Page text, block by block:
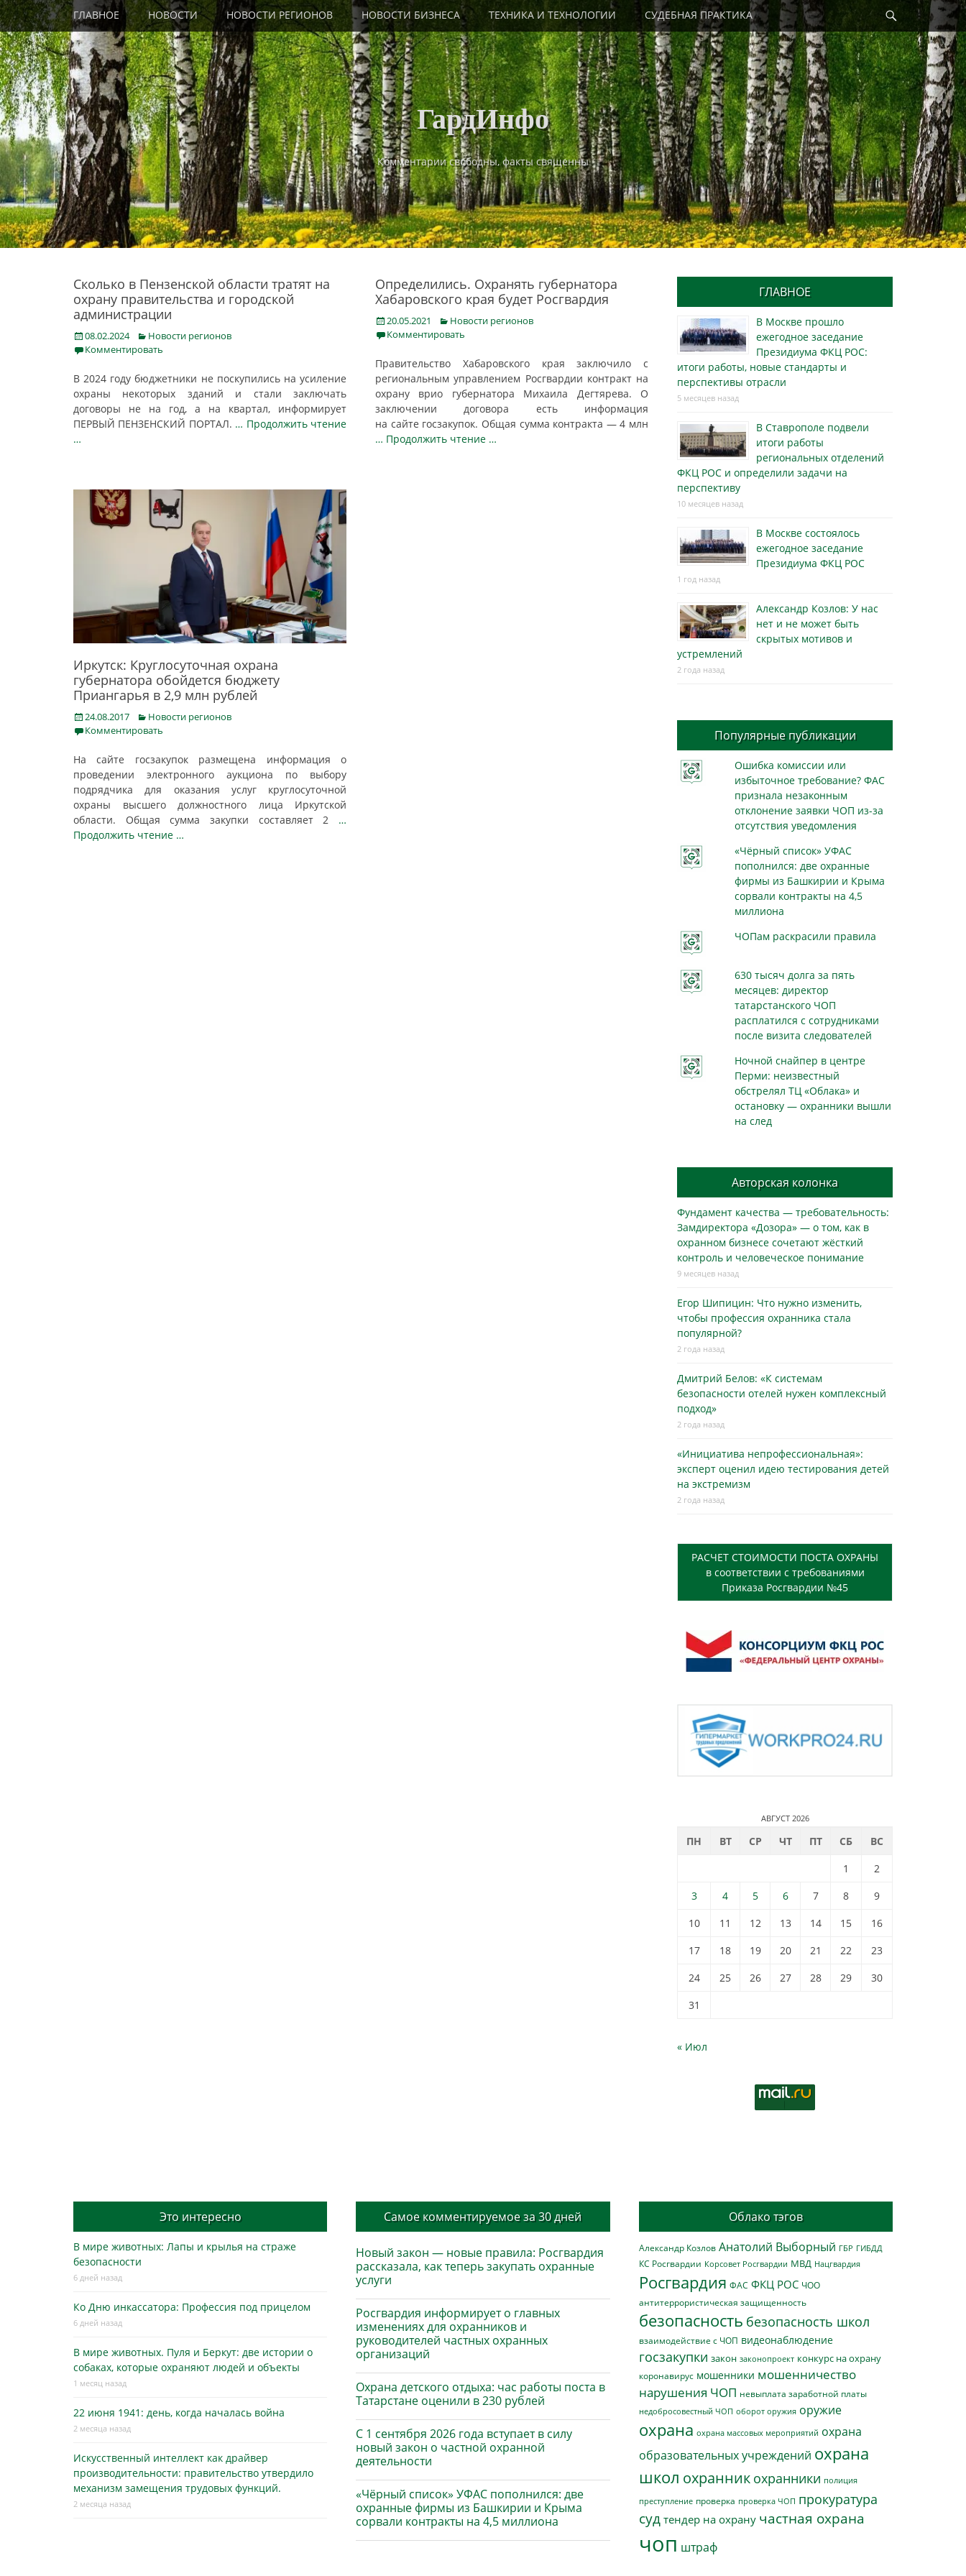
Skip
to
content
Primary Menu
ГЛАВНОЕ НОВОСТИ НОВОСТИ РЕГИОНОВ НОВОСТИ БИЗНЕСА ТЕХНИКА И ТЕХНОЛОГИИ СУДЕБНАЯ ПРАКТИКА
Найти
ГардИнфо
Комментарии свободны, факты священны
Сколько в Пензенской области тратят на
охрану правительства и городской
администрации
Posted
on
08.02.2024 Categories
Новости регионов
Комментировать
В 2024 году бюджетники не поскупились на усиление
охраны некоторых зданий и стали заключать
договоры не на год, а на квартал, информирует
ПЕРВЫЙ ПЕНЗЕНСКИЙ ПОРТАЛ. … Продолжить чтение
…
Определились. Охранять губернатора
Хабаровского края будет Росгвардия
Posted
on
20.05.2021 Categories
Новости регионов
Комментировать
Правительство Хабаровского края заключило с
региональным управлением Росгвардии контракт на
охрану врио губернатора Михаила Дегтярева. О
заключении договора есть информация
на сайте госзакупок. Общая сумма контракта — 4 млн
… Продолжить чтение …
Иркутск: Круглосуточная охрана
губернатора обойдется бюджету
Приангарья в 2,9 млн рублей
Posted
on
24.08.2017 Categories
Новости регионов
Комментировать
На сайте госзакупок размещена информация о
проведении электронного аукциона по выбору
подрядчика для оказания услуг круглосуточной
охраны высшего должностного лица Иркутской
области. Общая сумма закупки составляет 2 …
Продолжить чтение …
ГЛАВНОЕ
В Москве прошло
ежегодное заседание
Президиума ФКЦ РОС:
итоги работы, новые стандарты и
перспективы отрасли
5 месяцев назад
В Ставрополе подвели
итоги работы
региональных отделений
ФКЦ РОС и определили задачи на
перспективу
10 месяцев назад
В Москве состоялось
ежегодное заседание
Президиума ФКЦ РОС
1 год назад
Александр Козлов: У нас
нет и не может быть
скрытых мотивов и
устремлений
2 года назад
Популярные публикации
Ошибка комиссии или
избыточное требование? ФАС
признала незаконным
отклонение заявки ЧОП из-за
отсутствия уведомления
«Чёрный список» УФАС
пополнился: две охранные
фирмы из Башкирии и Крыма
сорвали контракты на 4,5
миллиона
ЧОПам раскрасили правила
630 тысяч долга за пять
месяцев: директор
татарстанского ЧОП
расплатился с сотрудниками
после визита следователей
Ночной снайпер в центре
Перми: неизвестный
обстрелял ТЦ «Облака» и
остановку — охранники вышли
на след
Авторская колонка
Фундамент качества — требовательность:
Замдиректора «Дозора» — о том, как в
охранном бизнесe сочетают жёсткий
контроль и человеческое понимание
9 месяцев назад
Егор Шипицин: Что нужно изменить,
чтобы профессия охранника стала
популярной?
2 года назад
Дмитрий Белов: «К системам
безопасности отелей нужен комплексный
подход»
2 года назад
«Инициатива непрофессиональная»:
эксперт оценил идею тестирования детей
на экстремизм
2 года назад
РАСЧЕТ СТОИМОСТИ ПОСТА ОХРАНЫ
в соответствии с требованиями
Приказа Росгвардии №45
АВГУСТ 2026
ПН ВТ СР ЧТ ПТ СБ
ВС
1
2
3
4 5 6 7 8
9
10
11 12 13 14 15
16
17
18 19 20 21 22
23
24
25 26 27 28 29
30
31
« Июл
Это интересно
В мире животных: Лапы и крылья на страже
безопасности
6 дней назад
Ко Дню инкассатора: Профессия под прицелом
6 дней назад
В мире животных. Пуля и Беркут: две истории о
собаках, которые охраняют людей и объекты
1 месяц назад
22 июня 1941: день, когда началась война
2 месяца назад
Искусственный интеллект как драйвер
производительности: правительство утвердило
механизм замещения трудовых функций.
2 месяца назад
Самое комментируемое за 30 дней
Новый закон — новые правила: Росгвардия
рассказала, как теперь закупать охранные
услуги
Росгвардия информирует о главных
изменениях для охранников и
руководителей частных охранных
организаций
Охрана детского отдыха: час работы поста в
Татарстане оценили в 230 рублей
С 1 сентября 2026 года вступает в силу
новый закон о частной охранной
деятельности
«Чёрный список» УФАС пополнился: две
охранные фирмы из Башкирии и Крыма
сорвали контракты на 4,5 миллиона
Облако тэгов
Александр Козлов Анатолий Выборный ГБР ГИБДД
КС Росгвардии Корсовет Росгвардии МВД Нацгвардия
Росгвардия ФАС ФКЦ РОС ЧОО
антитеррористическая защищенность
безопасность безопасность школ
взаимодействие с ЧОП видеонаблюдение
госзакупки закон законопроект конкурс на охрану
коронавирус мошенники мошенничество
нарушения ЧОП невыплата заработной платы
недобросовестный ЧОП оборот оружия оружие
охрана охрана массовых мероприятий охрана
образовательных учреждений охрана
школ охранник охранники полиция
преступление проверка проверка ЧОП прокуратура
суд тендер на охрану частная охрана
чоп штраф